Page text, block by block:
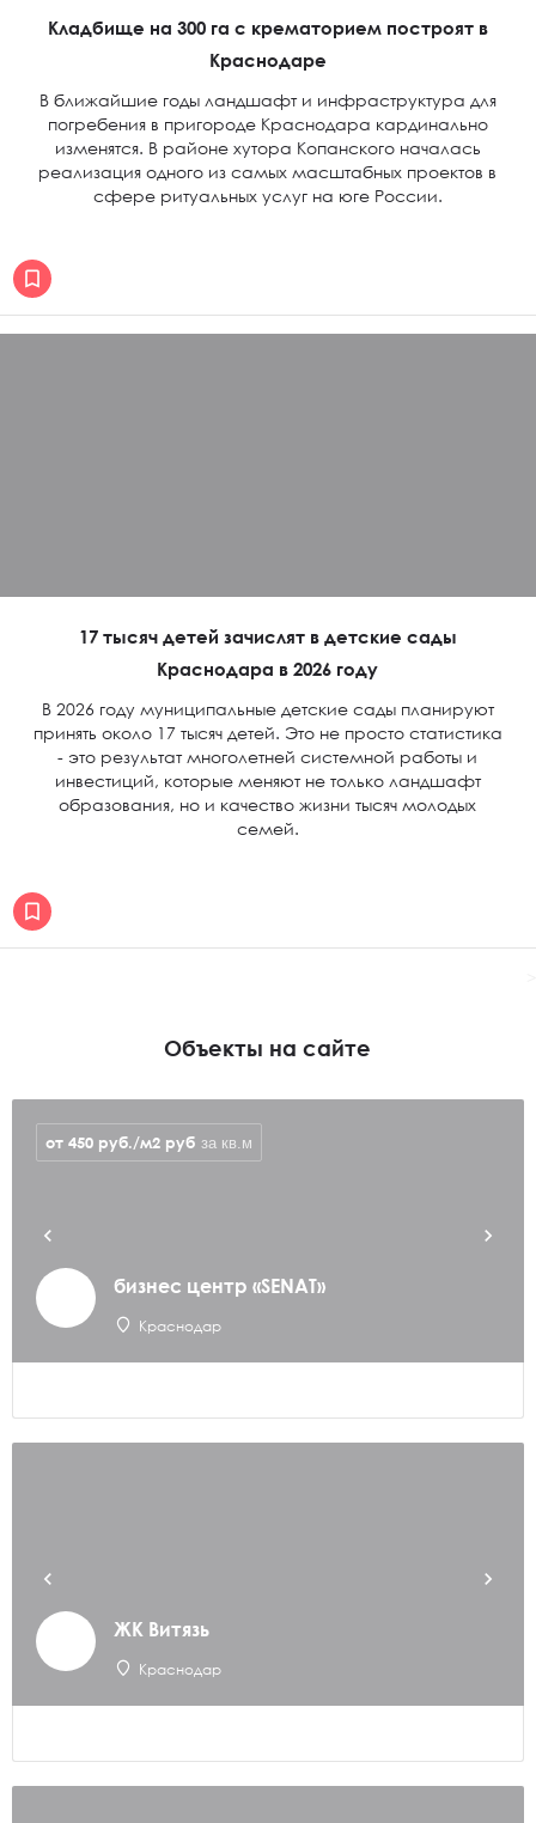
Кладбище на 300 га с крематорием построят в
Краснодаре
В ближайшие годы ландшафт и инфраструктура для
погребения в пригороде Краснодара кардинально
изменятся. В районе хутора Копанского началась
реализация одного из самых масштабных проектов в
сфере ритуальных услуг на юге России.
17 тысяч детей зачислят в детские сады
Краснодара в 2026 году
В 2026 году муниципальные детские сады планируют
принять около 17 тысяч детей. Это не просто статистика
- это результат многолетней системной работы и
инвестиций, которые меняют не только ландшафт
образования, но и качество жизни тысяч молодых
семей.
Объекты на сайте
бизнес центр «SENAT»
Краснодар
от 450 руб./м2 руб за кв.м
ЖК Витязь
Краснодар